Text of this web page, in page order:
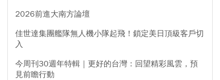
2026前進大南方論壇
佳世達集團艦隊無人機小隊起飛！鎖定美日頂級客戶切
入
今周刊30週年特輯｜更好的台灣：回望精彩風雲，預
見前瞻行動